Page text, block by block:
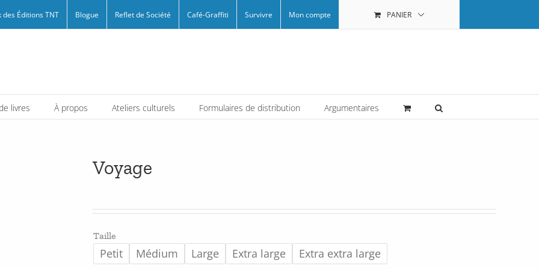
des Éditions TNT Blogue Reflet de Société Café-Graffiti Survivre Mon compte PANIER
livres À propos Ateliers culturels Formulaires de distribution Argumentaires
Voyage
Taille
Petit Médium Large Extra large Extra extra large